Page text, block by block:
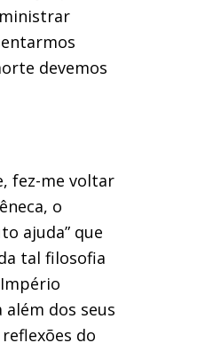
devemos
fez-me voltar
o
ajuda” que
tal filosofia
dos seus
do